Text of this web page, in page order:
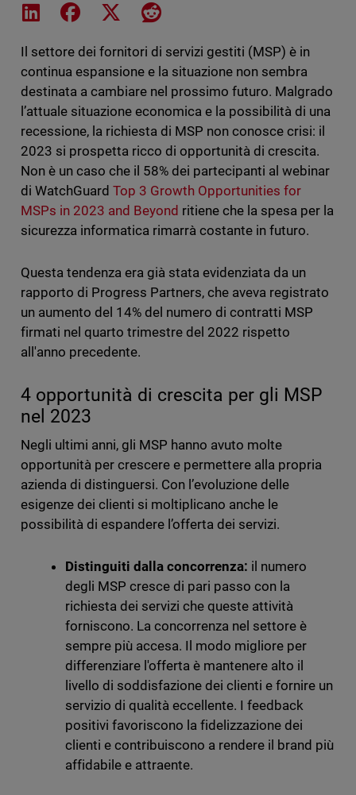
Share on LinkedIn
Share on Facebook
Share on XShare on Reddit
Il settore dei fornitori di servizi gestiti (MSP) è in
continua espansione e la situazione non sembra
destinata a cambiare nel prossimo futuro. Malgrado
l’attuale situazione economica e la possibilità di una
recessione, la richiesta di MSP non conosce crisi: il
2023 si prospetta ricco di opportunità di crescita.
Non è un caso che il 58% dei partecipanti al webinar
di WatchGuard Top 3 Growth Opportunities for
MSPs in 2023 and Beyond ritiene che la spesa per la
sicurezza informatica rimarrà costante in futuro.
Questa tendenza era già stata evidenziata da un
rapporto di Progress Partners, che aveva registrato
un aumento del 14% del numero di contratti MSP
firmati nel quarto trimestre del 2022 rispetto
all'anno precedente.
4 opportunità di crescita per gli MSP
nel 2023
Negli ultimi anni, gli MSP hanno avuto molte
opportunità per crescere e permettere alla propria
azienda di distinguersi. Con l’evoluzione delle
esigenze dei clienti si moltiplicano anche le
possibilità di espandere l’offerta dei servizi.
Distinguiti dalla concorrenza: il numero
degli MSP cresce di pari passo con la
richiesta dei servizi che queste attività
forniscono. La concorrenza nel settore è
sempre più accesa. Il modo migliore per
differenziare l'offerta è mantenere alto il
livello di soddisfazione dei clienti e fornire un
servizio di qualità eccellente. I feedback
positivi favoriscono la fidelizzazione dei
clienti e contribuiscono a rendere il brand più
affidabile e attraente.